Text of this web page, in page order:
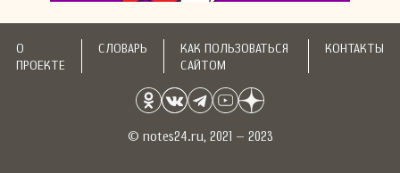
О
ПРОЕКТЕ
СЛОВАРЬ
КАК ПОЛЬЗОВАТЬСЯ
САЙТОМ
КОНТАКТЫ
© notes24.ru, 2021 – 2023